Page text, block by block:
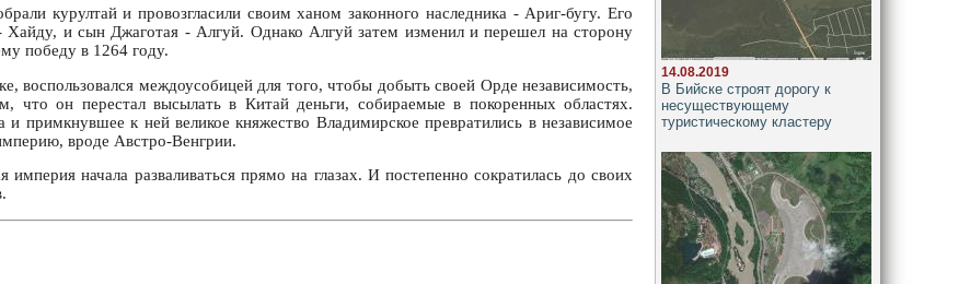
курултай и провозгласили своим ханом законного наследника - Ариг-бугу. Его
Хайду, и сын Джаготая - Алгуй. Однако Алгуй затем изменил и перешел на сторону
победу в 1264 году.
воспользовался междоусобицей для того, чтобы добыть своей Орде независимость,
что он перестал высылать в Китай деньги, собираемые в покоренных областях.
и примкнувшее к ней великое княжество Владимирское превратились в независимое
вроде Австро-Венгрии.
империя начала разваливаться прямо на глазах. И постепенно сократилась до своих
14.08.2019
В Бийске строят дорогу к
несуществующему
туристическому кластеру